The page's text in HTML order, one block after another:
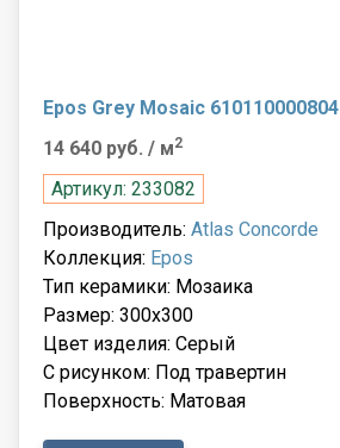
Epos Grey Mosaic 610110000804
14 640 руб. / м2
Артикул: 233082
Производитель: Atlas Concorde
Коллекция: Epos
Тип керамики: Мозаика
Размер: 300x300
Цвет изделия: Серый
С рисунком: Под травертин
Поверхность: Матовая